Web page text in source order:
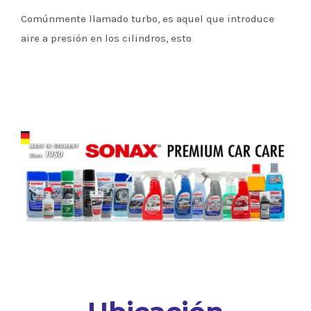
Comúnmente llamado turbo, es aquel que introduce
aire a presión en los cilindros, esto